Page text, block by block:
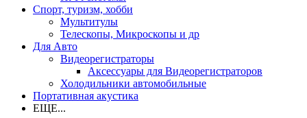
Спорт, туризм, хобби
Мультитулы
Телескопы, Микроскопы и др
Для Авто
Видеорегистраторы
Аксессуары для Видеорегистраторов
Холодильники автомобильные
Портативная акустика
ЕЩЕ...